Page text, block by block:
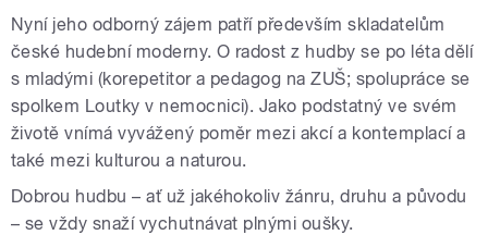
Nyní jeho odborný zájem patří především skladatelům
české hudební moderny. O radost z hudby se po léta dělí
s mladými (korepetitor a pedagog na ZUŠ; spolupráce se
spolkem Loutky v nemocnici). Jako podstatný ve svém
životě vnímá vyvážený poměr mezi akcí a kontemplací a
také mezi kulturou a naturou.
Dobrou hudbu – ať už jakéhokoliv žánru, druhu a původu
– se vždy snaží vychutnávat plnými oušky.